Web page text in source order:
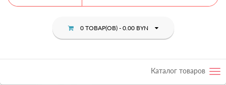
0 ТОВАР(ОВ) - 0.00 BYN
Каталог товаров